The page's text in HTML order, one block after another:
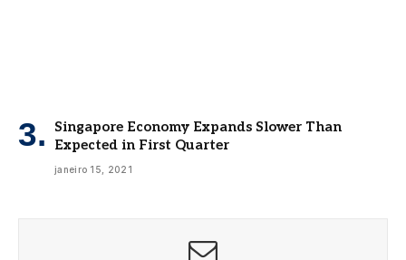
Singapore Economy Expands Slower Than
Expected in First Quarter
janeiro 15, 2021